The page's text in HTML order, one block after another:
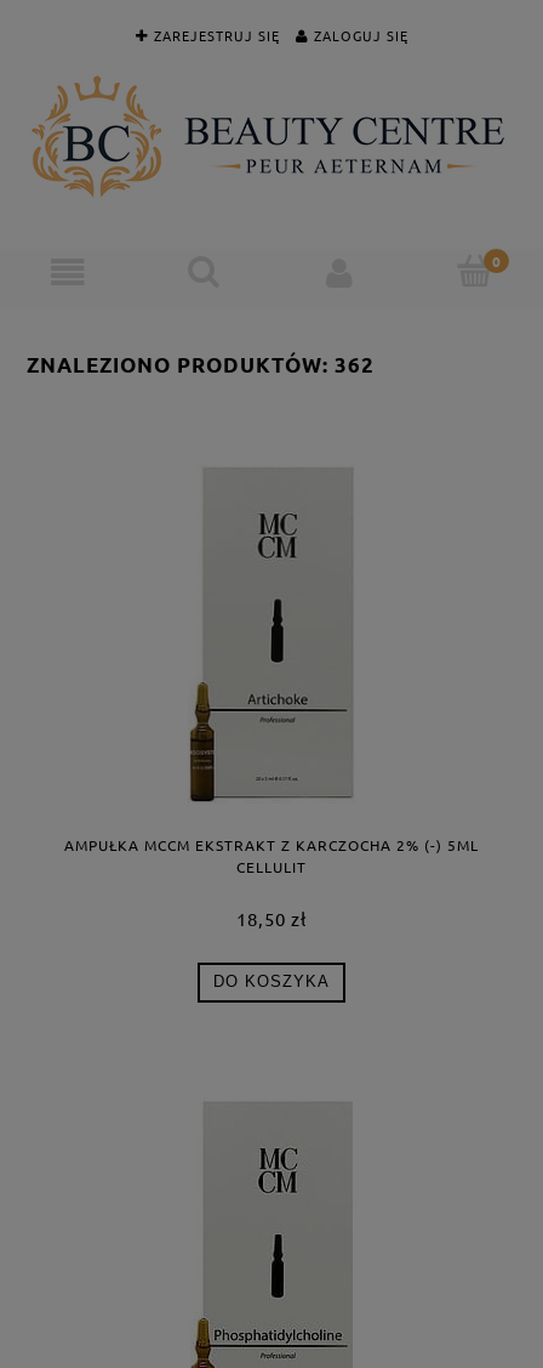
ZAREJESTRUJ SIĘ ZALOGUJ SIĘ
ZNALEZIONO PRODUKTÓW: 362
AMPUŁKA MCCM EKSTRAKT Z KARCZOCHA 2% (-) 5ML
CELLULIT
18,50 zł
DO KOSZYKA